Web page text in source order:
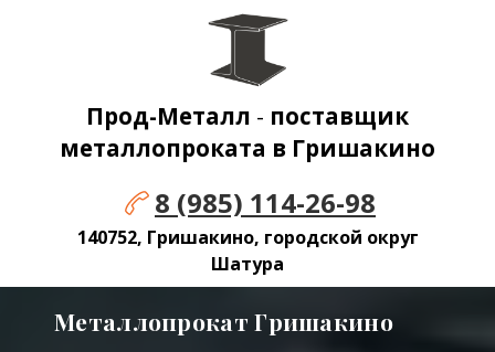
Прод-Металл - поставщик
металлопроката в Гришакино
8 (985) 114-26-98
140752, Гришакино, городской округ
Шатура
МеталлопрокатГришакино